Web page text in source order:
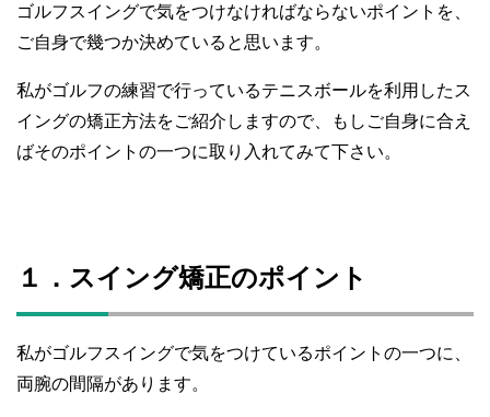
ゴルフスイングで気をつけなければならないポイントを、
ご自身で幾つか決めていると思います。
私がゴルフの練習で行っているテニスボールを利用したス
イングの矯正方法をご紹介しますので、もしご自身に合え
ばそのポイントの一つに取り入れてみて下さい。
１．スイング矯正のポイント
私がゴルフスイングで気をつけているポイントの一つに、
両腕の間隔があります。